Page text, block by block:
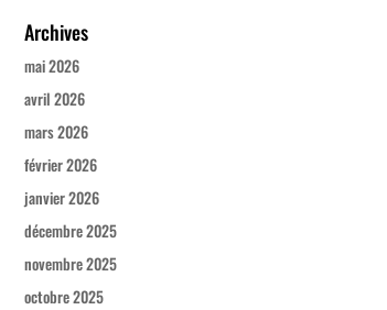
Archives
mai 2026
avril 2026
mars 2026
février 2026
janvier 2026
décembre 2025
novembre 2025
octobre 2025